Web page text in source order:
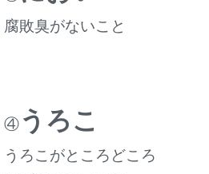
腐敗臭がないこと
④ うろこ
うろこがところどころ